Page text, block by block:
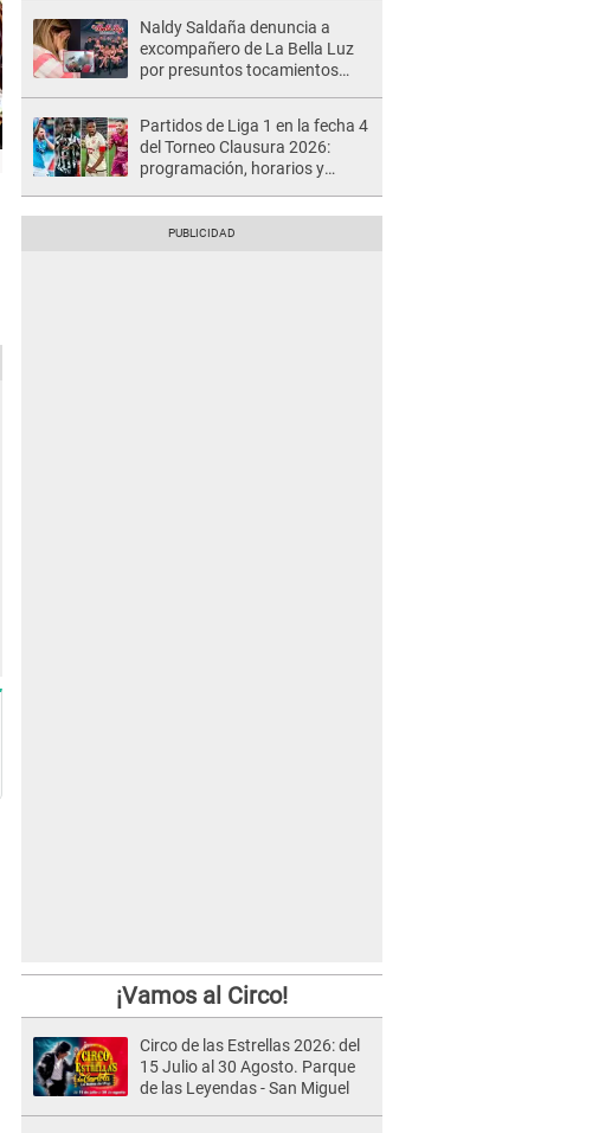
Naldy Saldaña denuncia a
excompañero de La Bella Luz
por presuntos tocamientos
Partidos de Liga 1 en la fecha 4
del Torneo Clausura 2026:
programación, horarios y
¡Vamos al Circo!
Circo de las Estrellas 2026: del
15 Julio al 30 Agosto. Parque
de las Leyendas - San Miguel